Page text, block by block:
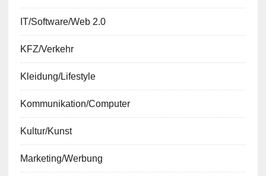
IT/Software/Web 2.0
KFZ/Verkehr
Kleidung/Lifestyle
Kommunikation/Computer
Kultur/Kunst
Marketing/Werbung